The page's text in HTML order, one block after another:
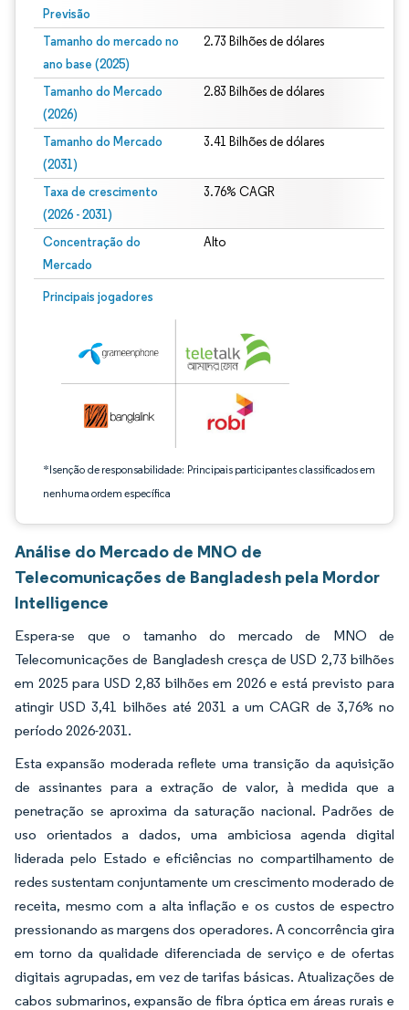
Previsão
Tamanho do mercado no
ano base (2025)
2.73 Bilhões de dólares
Tamanho do Mercado
(2026)
2.83 Bilhões de dólares
Tamanho do Mercado
(2031)
3.41 Bilhões de dólares
Taxa de crescimento
(2026 - 2031)
3.76% CAGR
Concentração do
Mercado
Alto
Principais jogadores
*Isenção de responsabilidade: Principais participantes classificados em
nenhuma ordem específica
Imagem © Mordor Intelligence. O reuso requer atribuição conforme CC BY 4.0.
Análise do Mercado de MNO de
Telecomunicações de Bangladesh pela Mordor
Intelligence
Espera-se que o tamanho do mercado de MNO de
Telecomunicações de Bangladesh cresça de USD 2,73 bilhões
em 2025 para USD 2,83 bilhões em 2026 e está previsto para
atingir USD 3,41 bilhões até 2031 a um CAGR de 3,76% no
período 2026-2031.
Esta expansão moderada reflete uma transição da aquisição
de assinantes para a extração de valor, à medida que a
penetração se aproxima da saturação nacional. Padrões de
uso orientados a dados, uma ambiciosa agenda digital
liderada pelo Estado e eficiências no compartilhamento de
redes sustentam conjuntamente um crescimento moderado de
receita, mesmo com a alta inflação e os custos de espectro
pressionando as margens dos operadores. A concorrência gira
em torno da qualidade diferenciada de serviço e de ofertas
digitais agrupadas, em vez de tarifas básicas. Atualizações de
cabos submarinos, expansão de fibra óptica em áreas rurais e